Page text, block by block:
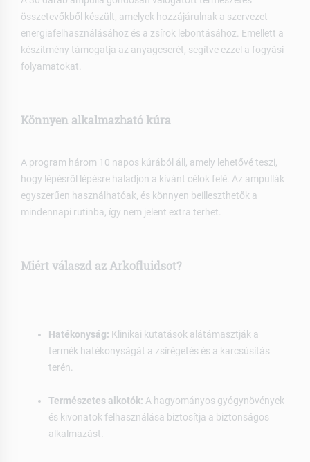
összetevőkből készült, amelyek hozzájárulnak a szervezet
energiafelhasználásához és a zsírok lebontásához. Emellett a
készítmény támogatja az anyagcserét, segítve ezzel a fogyási
folyamatokat.
Könnyen alkalmazható kúra
A program három 10 napos kúrából áll, amely lehetővé teszi,
hogy lépésről lépésre haladjon a kívánt célok felé. Az ampullák
egyszerűen használhatóak, és könnyen beilleszthetők a
mindennapi rutinba, így nem jelent extra terhet.
Miért válaszd az Arkofluidsot?
Hatékonyság: Klinikai kutatások alátámasztják a
termék hatékonyságát a zsírégetés és a karcsúsítás
terén.
Természetes alkotók: A hagyományos gyógynövények
és kivonatok felhasználása biztosítja a biztonságos
alkalmazást.